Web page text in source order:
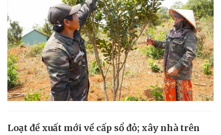
Loạt đề xuất mới về cấp sổ đỏ; xây nhà trên